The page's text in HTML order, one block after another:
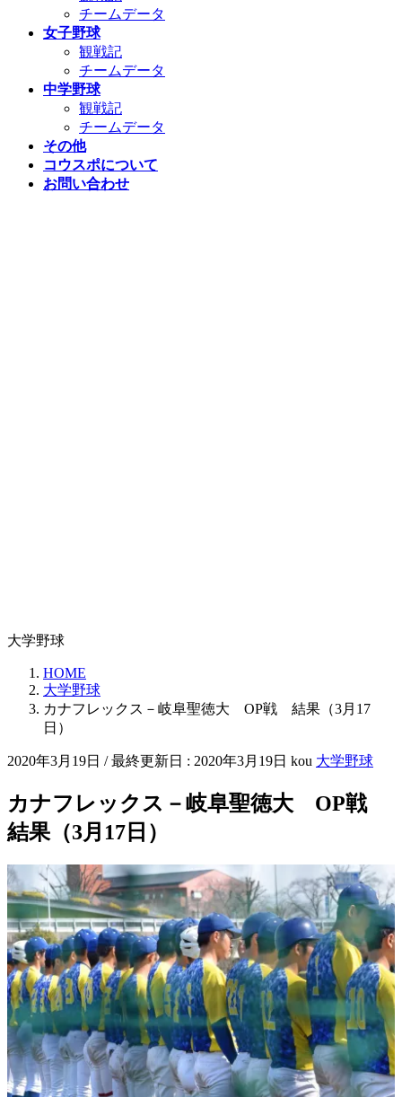
チームデータ
女子野球
観戦記
チームデータ
中学野球
観戦記
チームデータ
その他
コウスポについて
お問い合わせ
大学野球
HOME
大学野球
カナフレックス－岐阜聖徳大 OP戦 結果（3月17
日）
2020年3月19日 / 最終更新日 : 2020年3月19日 kou 大学野球
カナフレックス－岐阜聖徳大 OP戦
結果（3月17日）